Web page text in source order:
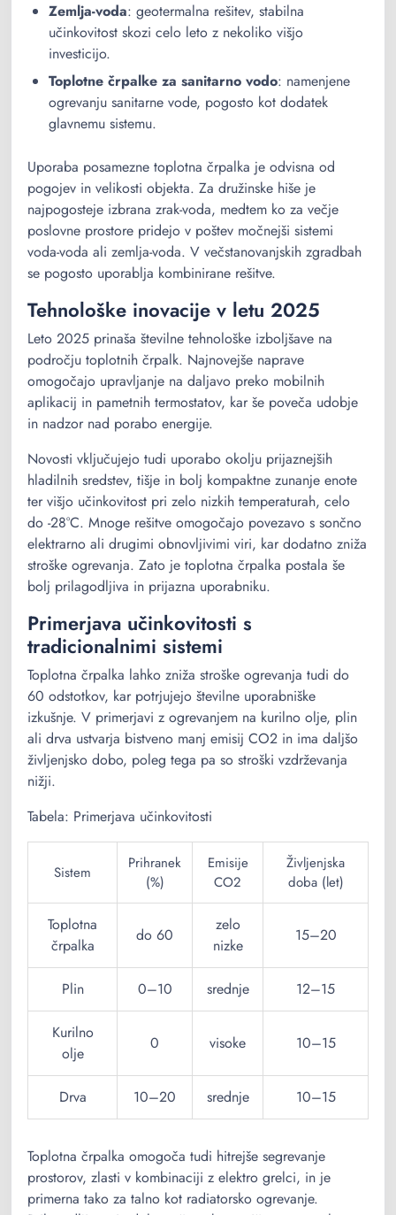
Zemlja-voda: geotermalna rešitev, stabilna
učinkovitost skozi celo leto z nekoliko višjo
investicijo.
Toplotne črpalke za sanitarno vodo: namenjene
ogrevanju sanitarne vode, pogosto kot dodatek
glavnemu sistemu.
Uporaba posamezne toplotna črpalka je odvisna od
pogojev in velikosti objekta. Za družinske hiše je
najpogosteje izbrana zrak-voda, medtem ko za večje
poslovne prostore pridejo v poštev močnejši sistemi
voda-voda ali zemlja-voda. V večstanovanjskih zgradbah
se pogosto uporablja kombinirane rešitve.
Tehnološke inovacije v letu 2025
Leto 2025 prinaša številne tehnološke izboljšave na
področju toplotnih črpalk. Najnovejše naprave
omogočajo upravljanje na daljavo preko mobilnih
aplikacij in pametnih termostatov, kar še poveča udobje
in nadzor nad porabo energije.
Novosti vključujejo tudi uporabo okolju prijaznejših
hladilnih sredstev, tišje in bolj kompaktne zunanje enote
ter višjo učinkovitost pri zelo nizkih temperaturah, celo
do -28°C. Mnoge rešitve omogočajo povezavo s sončno
elektrarno ali drugimi obnovljivimi viri, kar dodatno zniža
stroške ogrevanja. Zato je toplotna črpalka postala še
bolj prilagodljiva in prijazna uporabniku.
Primerjava učinkovitosti s
tradicionalnimi sistemi
Toplotna črpalka lahko zniža stroške ogrevanja tudi do
60 odstotkov, kar potrjujejo številne uporabniške
izkušnje. V primerjavi z ogrevanjem na kurilno olje, plin
ali drva ustvarja bistveno manj emisij CO2 in ima daljšo
življenjsko dobo, poleg tega pa so stroški vzdrževanja
nižji.
Tabela: Primerjava učinkovitosti
Sistem
Prihranek
(%)
Emisije
CO2
Življenjska
doba (let)
Toplotna
črpalka
do 60
zelo
nizke
15–20
Plin 0–10 srednje 12–15
Kurilno
olje
0 visoke 10–15
Drva 10–20 srednje 10–15
Toplotna črpalka omogoča tudi hitrejše segrevanje
prostorov, zlasti v kombinaciji z elektro grelci, in je
primerna tako za talno kot radiatorsko ogrevanje.